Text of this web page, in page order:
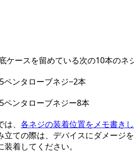
ケースを留めている次の10本のネ
ペンタローブネジ−2本
ペンタローブネジー8本
、 各ネジの装着位置をメモ書き
立ての際は、デバイスにダメージ
装着してください。